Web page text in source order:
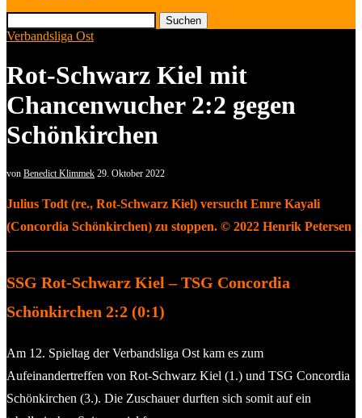
Suchen
Verbandsliga Ost
Rot-Schwarz Kiel mit
Chancenwucher 2:2 gegen
Schönkirchen
von Benedict Klimmek 29. Oktober 2022
Julius Todt (re., Rot-Schwarz Kiel) versucht Emre Kayali
(Concordia Schönkirchen) zu stoppen. © 2022 Henrik Petersen
SSG Rot-Schwarz Kiel – TSG Concordia
Schönkirchen 2:2 (0:1)
Am 12. Spieltag der Verbandsliga Ost kam es zum
Aufeinandertreffen von Rot-Schwarz Kiel (1.) und TSG Concordia
Schönkirchen (3.). Die Zuschauer durften sich somit auf ein